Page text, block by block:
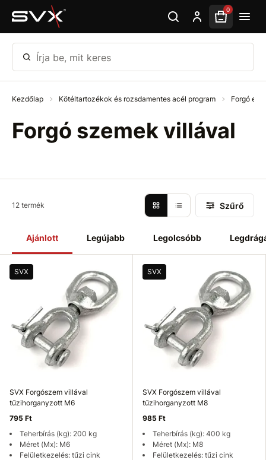
Ugrás az oldal fő részéhez 0
Írja be, mit keres
Kezdőlap Kötéltartozékok és rozsdamentes acél program Forgó
Forgó szemek villával
Ajánlott Legújabb Legolcsóbb
12 termék Szűrő
SVX
SVX Forgószem villával
tűzihorganyzott M6
795 Ft
Teherbírás (kg): 200 kg
Méret (Mx): M6
Felületkezelés: tűzi cink
SVX
SVX Forgószem villával
tűzihorganyzott M8
985 Ft
Teherbírás (kg): 400 kg
Méret (Mx): M8
Felületkezelés: tűzi cink